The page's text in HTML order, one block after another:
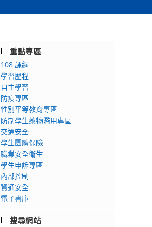
重點專區
108 課綱
學習歷程
自主學習
防疫專區
性別平等教育專區
防制學生藥物濫用專區
交通安全
學生團體保險
職業安全衛生
學生申訴專區
內部控制
資通安全
電子書庫
搜尋網站